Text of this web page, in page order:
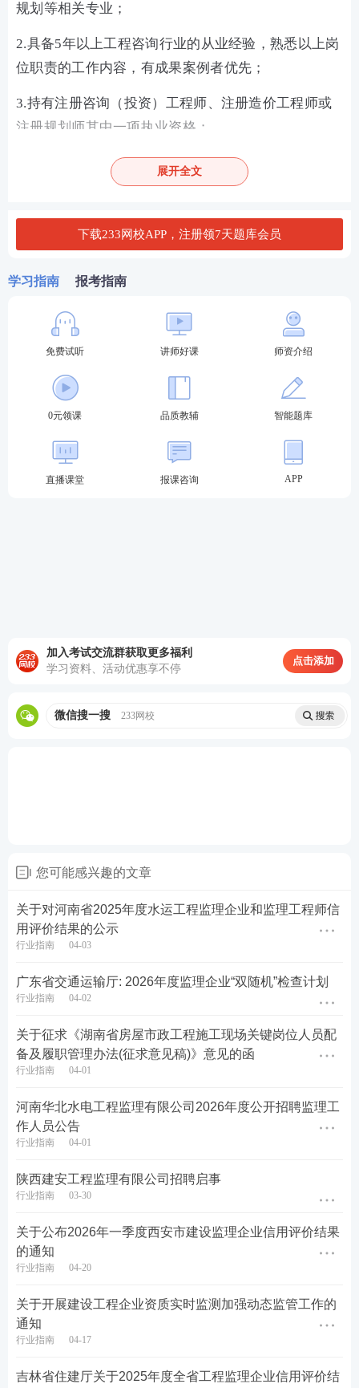
规划等相关专业；
2.具备5年以上工程咨询行业的从业经验，熟悉以上岗
位职责的工作内容，有成果案例者优先；
3.持有注册咨询（投资）工程师、注册造价工程师或
注册规划师其中一项执业资格；
4.接受经常出差和临时驻地服务。
造价咨询事业部负责人
等相关专业，持有一级造价工程师证书优先；
2.15年以上工程造价咨询行业经验，其中至少5年担任
事业部负责人或经营负责人等管理岗位，具备完整全
造价管理
3.熟悉浙江（杭州、宁波等地）本地造价政策、定额
2.持有注册监理工程师证书；
3.具备高级工程师及以上职称；
力，对上述要求适当放宽；
6.能够接受项目驻场工作。
联系方式
本部地址：杭州市滨江区白马湖国际会展中心5幢8楼
信同号）
简历投递邮箱：hrrecruit@hzctjs.com
扫码投递简历（点击查看二维码）
内容原标题：人才招募丨杭州城投建设期待您的加
内容来源：杭州城投建设公众号
👇添加学霸君微信（ks233wx8），进监理备考群👇
展开全文
下载233网校APP，注册领7天题库会员
学习指南 报考指南
免费试听 讲师好课 师资介绍
0元领课 品质教辅 智能题库
直播课堂 报课咨询 APP
加入考试交流群获取更多福利
学习资料、活动优惠享不停
点击添加
微信搜一搜 233网校
您可能感兴趣的文章
关于对河南省2025年度水运工程监理企业和监理工程师信
用评价结果的公示
行业指南 04-03
广东省交通运输厅: 2026年度监理企业“双随机”检查计划
行业指南 04-02
关于征求《湖南省房屋市政工程施工现场关键岗位人员配
备及履职管理办法(征求意见稿)》意见的函
行业指南 04-01
河南华北水电工程监理有限公司2026年度公开招聘监理工
作人员公告
行业指南 04-01
陕西建安工程监理有限公司招聘启事
行业指南 03-30
关于公布2026年一季度西安市建设监理企业信用评价结果
的通知
行业指南 04-20
关于开展建设工程企业资质实时监测加强动态监管工作的
通知
行业指南 04-17
吉林省住建厅关于2025年度全省工程监理企业信用评价结